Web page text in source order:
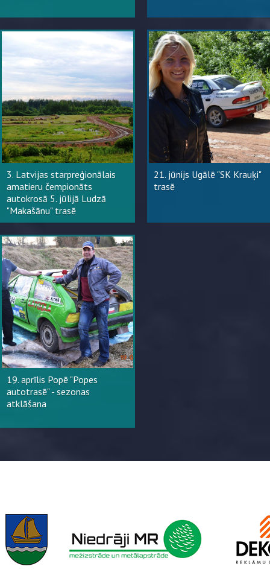
3. Latvijas starpreģionālais
amatieru čempionāts
autokrosā 5. jūlijā Ludzā
"Makašānu" trasē
21. jūnijs Ugālē "SK Krauķi"
trasē
19. aprīlis Popē "Popes
autotrasē" - sezonas
atklāšana